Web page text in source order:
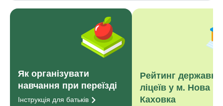
Як організувати
навчання при переїзді
Інструкція для батьків
Рейтинг
ліцеїв у м. Нова
Каховка